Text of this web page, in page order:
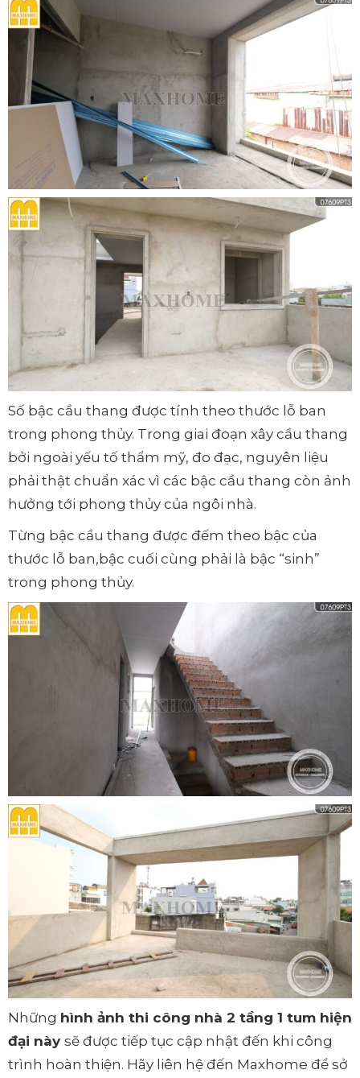
Số bậc cầu thang được tính theo thước lỗ ban
trong phong thủy. Trong giai đoạn xây cầu thang
bởi ngoài yếu tố thẩm mỹ, đo đạc, nguyên liệu
phải thật chuẩn xác vì các bậc cầu thang còn ảnh
hưởng tới phong thủy của ngôi nhà.
Từng bậc cầu thang được đếm theo bậc của
thước lỗ ban,bậc cuối cùng phải là bậc “sinh”
trong phong thủy.
Những hình ảnh thi công nhà 2 tầng 1 tum hiện
đại này sẽ được tiếp tục cập nhật đến khi công
trình hoàn thiện. Hãy liên hệ đến Maxhome để sở